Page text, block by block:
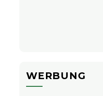
WERBUNG